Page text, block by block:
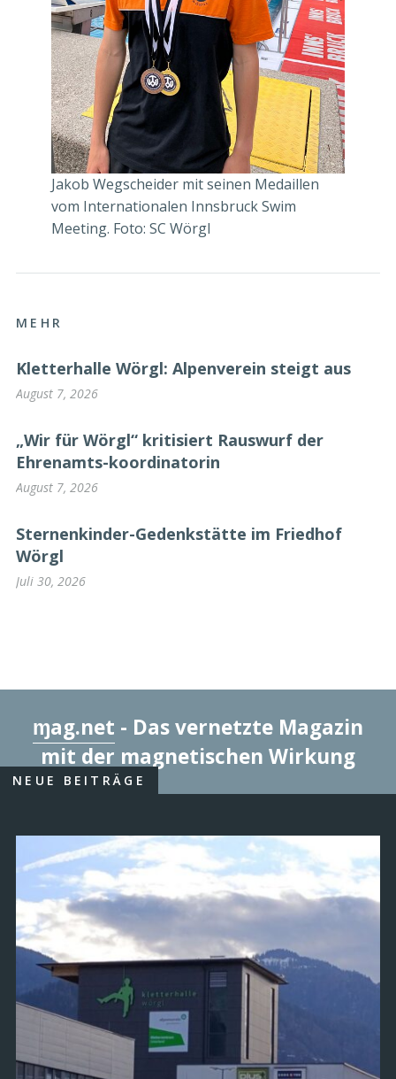
Jakob Wegscheider mit seinen Medaillen
vom Internationalen Innsbruck Swim
Meeting. Foto: SC Wörgl
MEHR
Kletterhalle Wörgl: Alpenverein steigt aus
August 7, 2026
„Wir für Wörgl“ kritisiert Rauswurf der
Ehrenamts-koordinatorin
August 7, 2026
Sternenkinder-Gedenkstätte im Friedhof
Wörgl
Juli 30, 2026
ɱag.net - Das vernetzte Magazin
mit der magnetischen Wirkung
NEUE BEITRÄGE